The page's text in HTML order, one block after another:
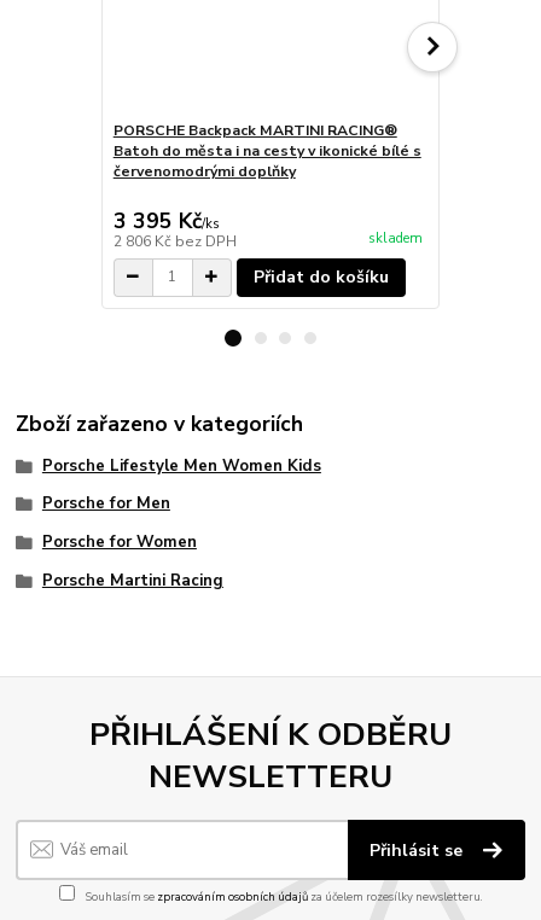
PORSCHE Backpack MARTINI RACING®
Batoh do města i na cesty v ikonické bílé s
červenomodrými doplňky
3 395 Kč/ks
2 806 Kč bez DPH skladem
Přidat do košíku
Zboží zařazeno v kategoriích
Porsche Lifestyle Men Women Kids
Porsche for Men
Porsche for Women
Porsche Martini Racing
PŘIHLÁŠENÍ K ODBĚRU
NEWSLETTERU
Přihlásit se
Souhlasím se zpracováním osobních údajůza účelem rozesílky newsletteru.